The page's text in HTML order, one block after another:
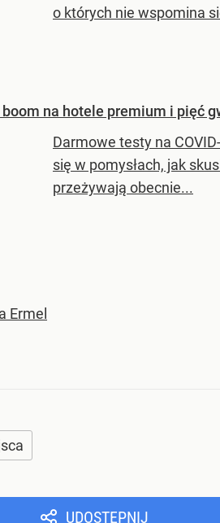
o których nie wspomina
na hotele premium i pięć
Darmowe testy na
się w pomysłach, jak
przeżywają obecnie...
Ermel
UDOSTĘPNIJ